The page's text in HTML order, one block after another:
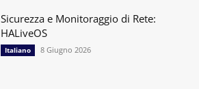
Sicurezza e Monitoraggio di Rete:
HALiveOS
Italiano 8 Giugno 2026